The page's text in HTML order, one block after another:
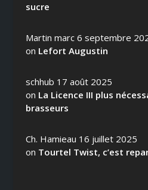
sucre
Martin marc 6 septembre
on Lefort Augustin
schhub 17 août 2025
on La Licence III plus
brasseurs
Ch. Hamieau 16 juillet 2025
on Tourtel Twist, c’est